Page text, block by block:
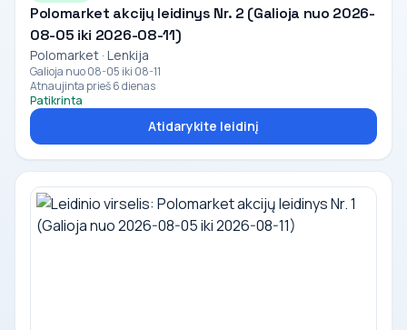
Polomarket akcijų leidinys Nr. 2 (Galioja nuo 2026-
08-05 iki 2026-08-11)
Polomarket · Lenkija
Galioja nuo 08-05 iki 08-11
Atnaujinta prieš 6 dienas
Patikrinta
Atidarykite leidinį